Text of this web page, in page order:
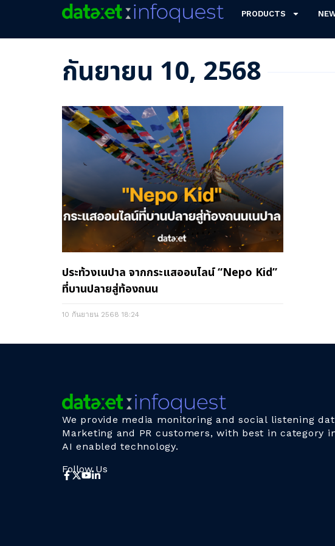
PRODUCTS
กันยายน 10, 2568
ประท้วงเนปาล จากกระแสออนไลน์ “Nepo Kid”
ที่บานปลายสู่ท้องถนน
10 กันยายน 2568 18:24
We provide media monitoring and social listening
Marketing and PR customers, with best in category
AI enabled technology.
Follow Us